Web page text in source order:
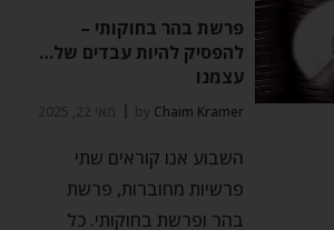
פרשת בהר בחוקותי –
להפסיק להיות עבדים של…
עצמנו
by Chaim Kramer מאי 22, 2025
השבוע אנו קוראים שתי
פרשיות מחוברות, פרשת
בהר ופרשת בחוקותי. כל